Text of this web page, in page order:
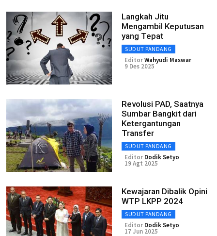
Langkah Jitu
Mengambil Keputusan
yang Tepat
SUDUT PANDANG
EditorWahyudi Maswar
9 Des 2025
Revolusi PAD, Saatnya
Sumbar Bangkit dari
Ketergantungan
Transfer
SUDUT PANDANG
Editor Dodik Setyo
19 Agt 2025
Kewajaran Dibalik Opini
WTP LKPP 2024
SUDUT PANDANG
Editor Dodik Setyo
17 Jun 2025